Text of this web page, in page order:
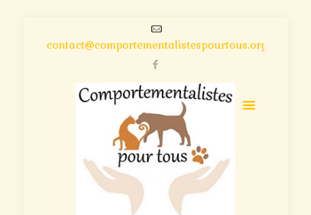
contact@comportementalistespourtous.org